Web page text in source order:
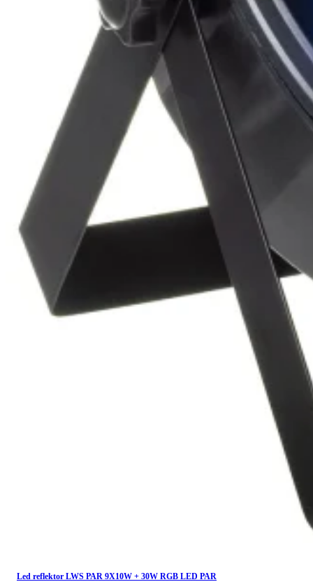
Led reflektor LWS PAR 9X10W + 30W RGB LED PAR